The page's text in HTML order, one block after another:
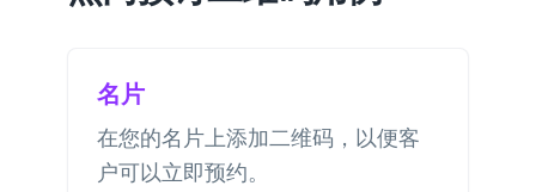
名片
在您的名片上添加二维码，以便客
户可以立即预约。